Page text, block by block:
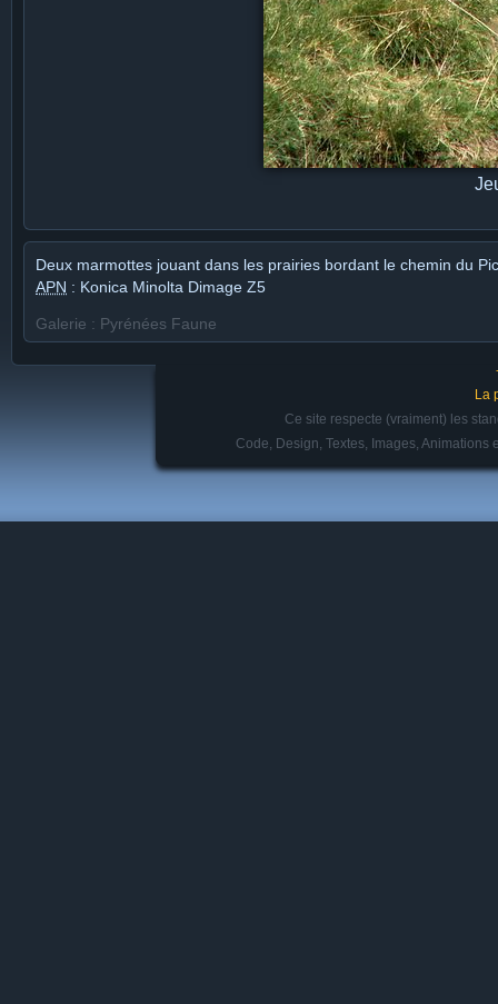
Deux marmottes jouant dans les prairies bordant le chemin du
APN : Konica Minolta Dimage Z5
Galerie : Pyrénées Faune
La
Ce site respecte (vraiment) les
Code, Design, Textes, Images,